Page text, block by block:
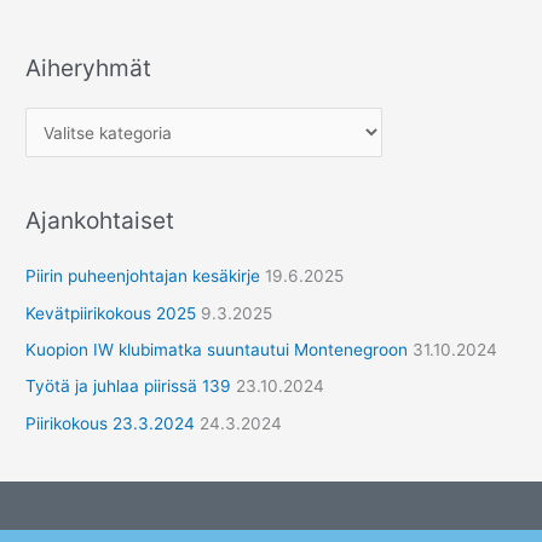
Aiheryhmät
A
e
y
t
Ajankohtaiset
Piirin puheenjohtajan kesäkirje 19.6.2025
Kevätpiirikokous 2025 9.3.2025
Kuopion IW klubimatka suuntautui Montenegroon 31.10.2024
Työtä ja juhlaa piirissä 139 23.10.2024
Piirikokous 23.3.2024 24.3.2024